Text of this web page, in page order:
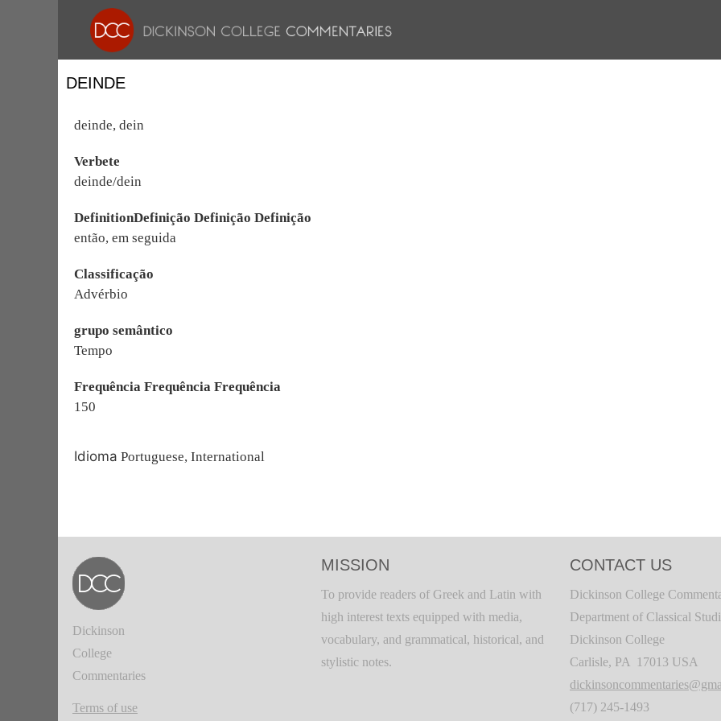
DEINDE
deinde, dein
Verbete
deinde/dein
DefinitionDefinição Definição Definição
então, em seguida
Classificação
Advérbio
grupo semântico
Tempo
Frequência Frequência Frequência
150
Idioma Portuguese, International
Dickinson
College
Commentaries
Terms of use
MISSION
To provide readers of Greek and Latin with
high interest texts equipped with media,
vocabulary, and grammatical, historical, and
stylistic notes.
CONTACT US
Dickinson College
Department of Classical
Dickinson College
Carlisle, PA 17013 USA
(717) 245-1493